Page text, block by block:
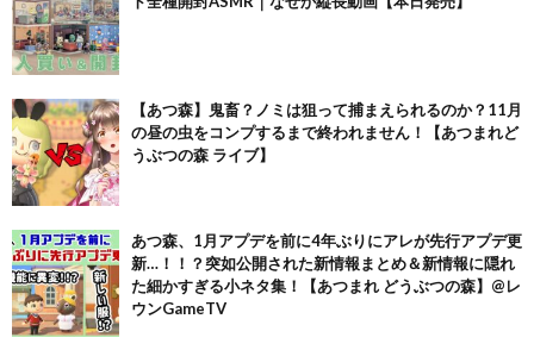
【あつ森】鬼畜？ノミは狙って捕まえられるのか？11月
の昼の虫をコンプするまで終われません！【あつまれど
うぶつの森 ライブ】
あつ森、1月アプデを前に4年ぶりにアレが先行アプデ更
新…！！？突如公開された新情報まとめ＆新情報に隠れ
た細かすぎる小ネタ集！【あつまれ どうぶつの森】@レ
ウンGameTV